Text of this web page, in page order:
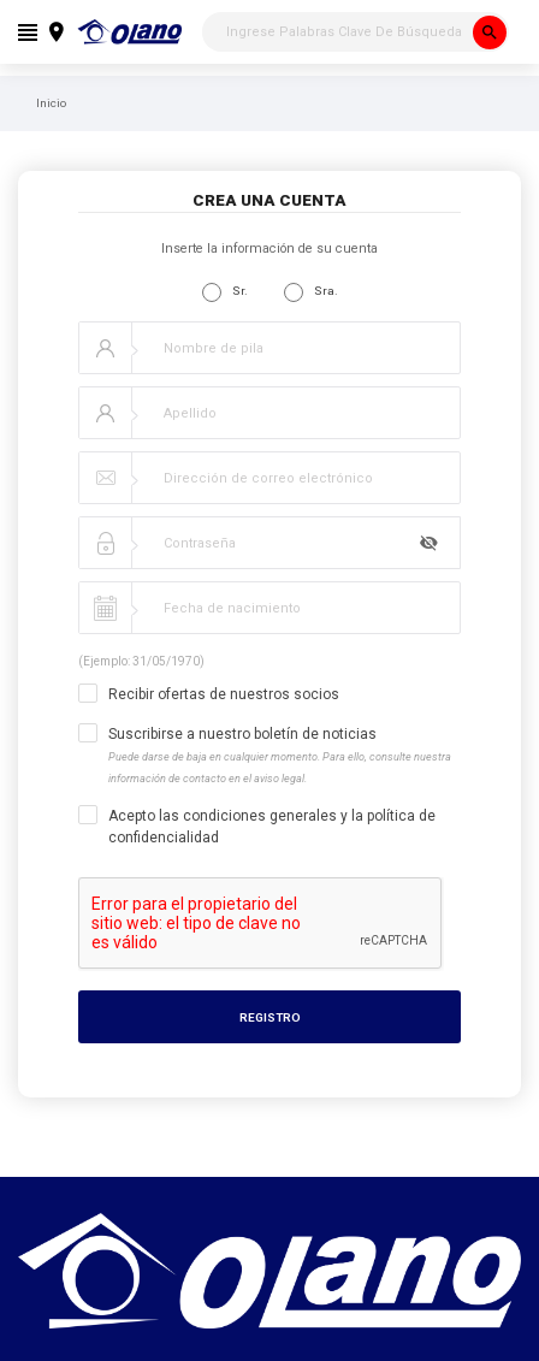
search
Inicio
CREA UNA CUENTA
Inserte la información de su cuenta
Sr. Sra.
(Ejemplo: 31/05/1970)
Recibir ofertas de nuestros socios
Suscribirse a nuestro boletín de noticias
Puede darse de baja en cualquier momento. Para ello, consulte nuestra
información de contacto en el aviso legal.
Acepto las condiciones generales y la política de
confidencialidad
REGISTRO